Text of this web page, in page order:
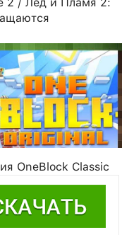
OneBlock Classic